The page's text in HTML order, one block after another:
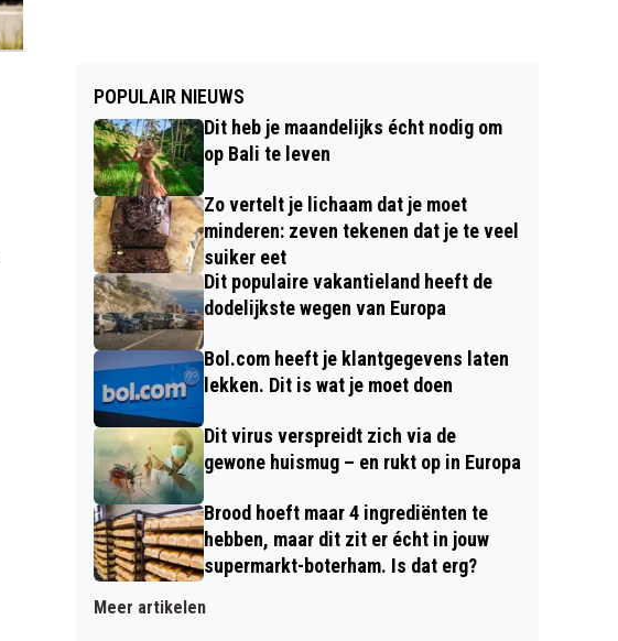
POPULAIR NIEUWS
Dit heb je maandelijks écht nodig om
op Bali te leven
Zo vertelt je lichaam dat je moet
minderen: zeven tekenen dat je te veel
suiker eet
Dit populaire vakantieland heeft de
dodelijkste wegen van Europa
Bol.com heeft je klantgegevens laten
lekken. Dit is wat je moet doen
Dit virus verspreidt zich via de
gewone huismug – en rukt op in Europa
Brood hoeft maar 4 ingrediënten te
hebben, maar dit zit er écht in jouw
supermarkt-boterham. Is dat erg?
Meer artikelen